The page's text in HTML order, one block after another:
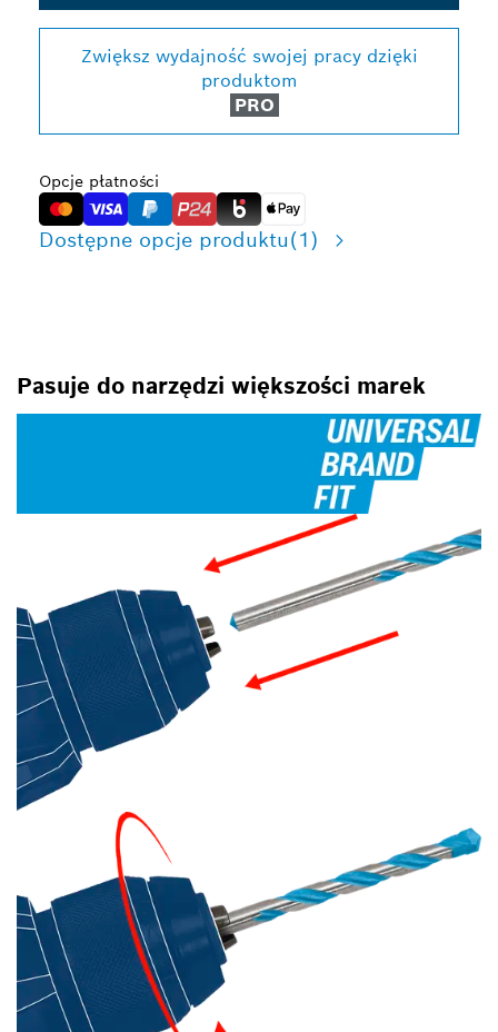
Zwiększ wydajność swojej pracy dzięki
produktom
PRO
Opcje płatności
Dostępne opcje produktu(1)
Pasuje do narzędzi większości marek